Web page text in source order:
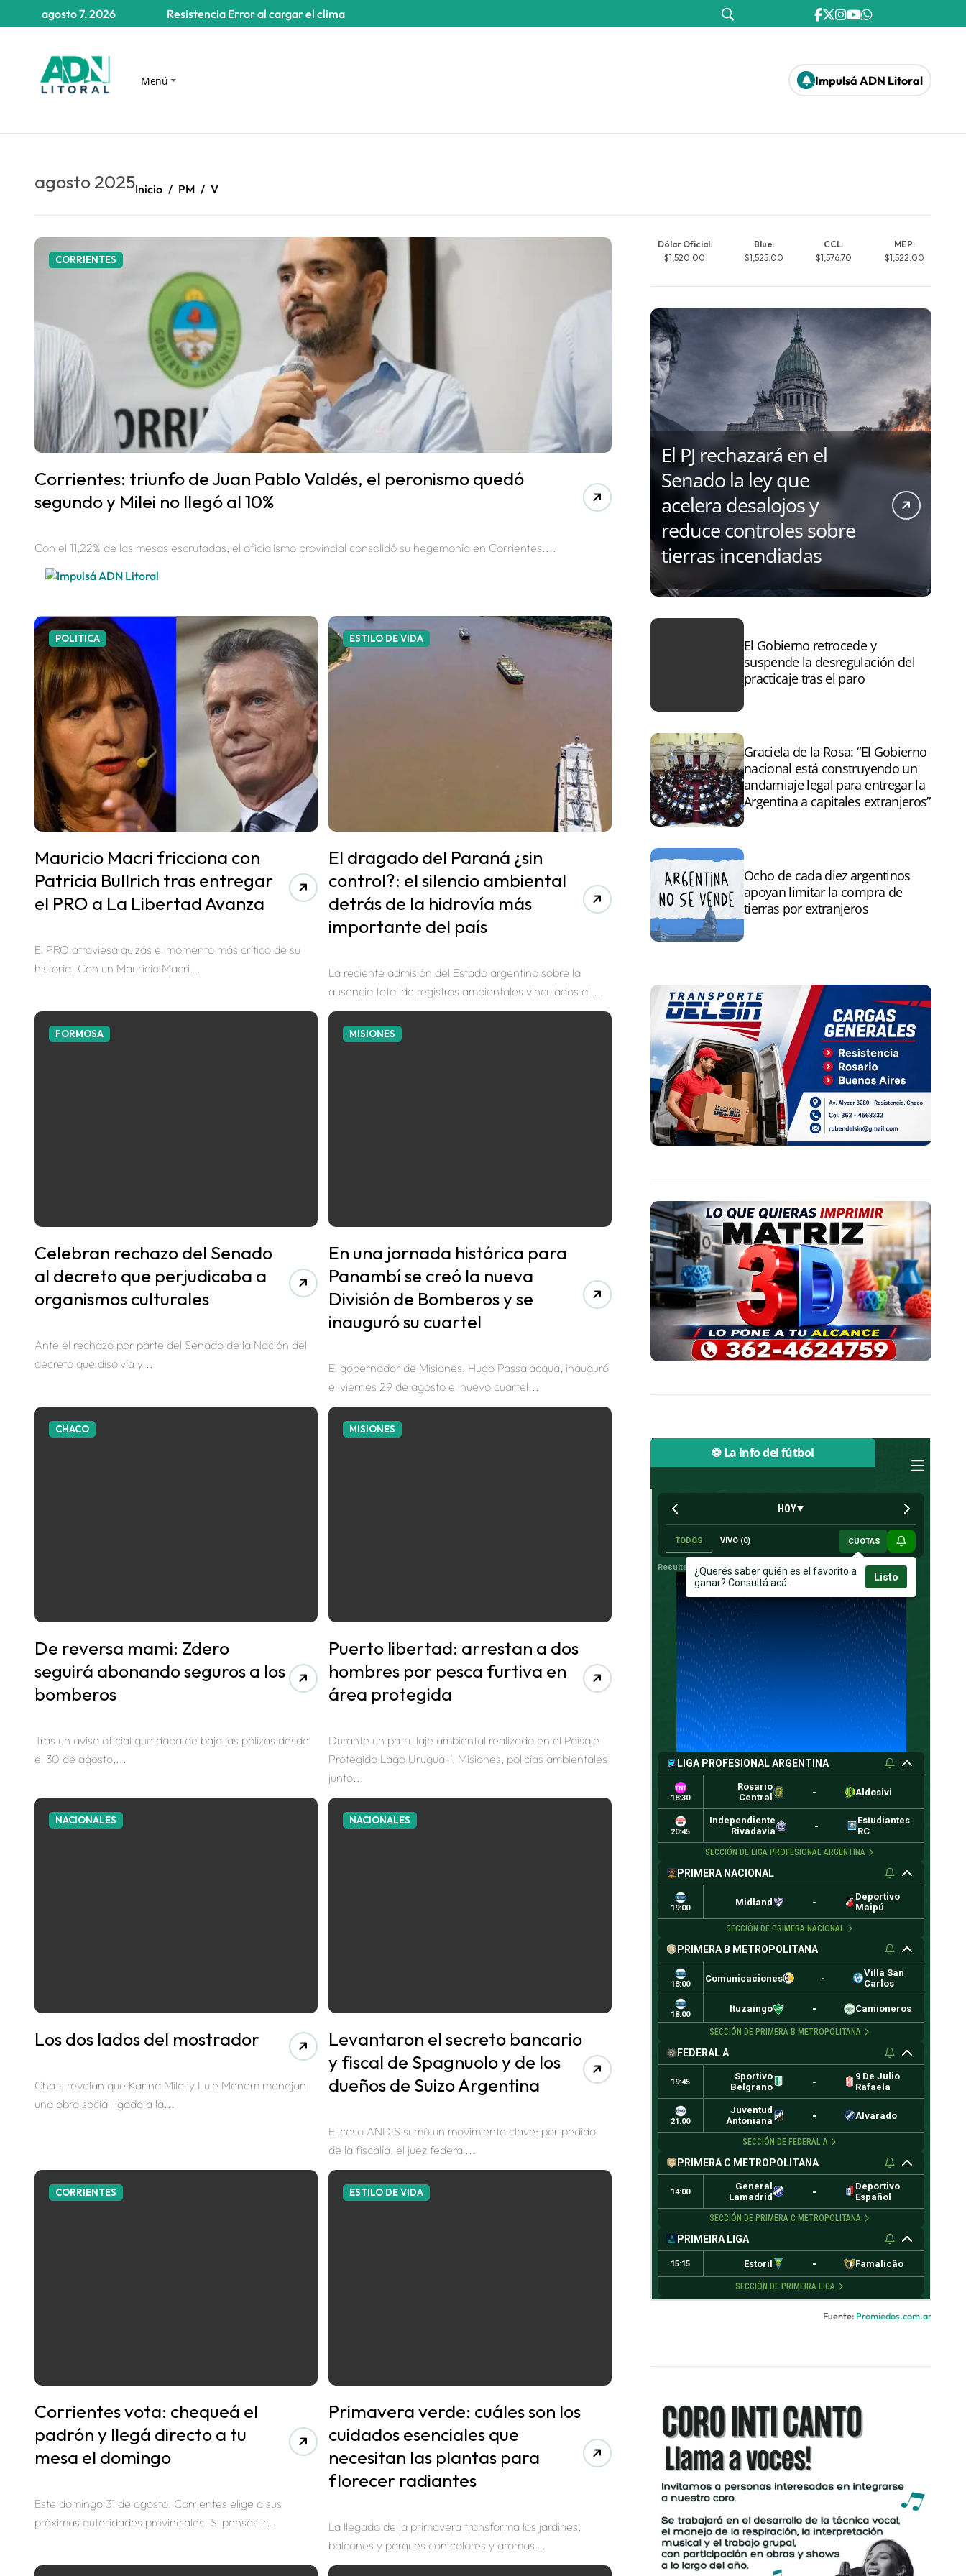
Resistencia Error al cargar el clima
agosto 7, 2026
Menú Impulsá ADN Litoral
agosto 2025Inicio PM V
CORRIENTES
Corrientes: triunfo de Juan Pablo Valdés, el peronismo quedó
segundo y Milei no llegó al 10%
Con el 11,22% de las mesas escrutadas, el oficialismo provincial consolidó su hegemonía en Corrientes....
POLITICA
Mauricio Macri fricciona con
Patricia Bullrich tras entregar
el PRO a La Libertad Avanza
El PRO atraviesa quizás el momento más crítico de su
historia. Con un Mauricio Macri...
ESTILO DE VIDA
El dragado del Paraná ¿sin
control?: el silencio ambiental
detrás de la hidrovía más
importante del país
La reciente admisión del Estado argentino sobre la
ausencia total de registros ambientales vinculados al...
FORMOSA
Celebran rechazo del Senado
al decreto que perjudicaba a
organismos culturales
Ante el rechazo por parte del Senado de la Nación del
decreto que disolvía y...
MISIONES
En una jornada histórica para
Panambí se creó la nueva
División de Bomberos y se
inauguró su cuartel
El gobernador de Misiones, Hugo Passalacqua, inauguró
el viernes 29 de agosto el nuevo cuartel...
CHACO
De reversa mami: Zdero
seguirá abonando seguros a los
bomberos
Tras un aviso oficial que daba de baja las pólizas desde
el 30 de agosto,...
MISIONES
Puerto libertad: arrestan a dos
hombres por pesca furtiva en
área protegida
Durante un patrullaje ambiental realizado en el Paisaje
Protegido Lago Urugua-í, Misiones, policías ambientales
junto...
NACIONALES
Los dos lados del mostrador
Chats revelan que Karina Milei y Lule Menem manejan
una obra social ligada a la...
NACIONALES
Levantaron el secreto bancario
y fiscal de Spagnuolo y de los
dueños de Suizo Argentina
El caso ANDIS sumó un movimiento clave: por pedido
de la fiscalía, el juez federal...
CORRIENTES
Corrientes vota: chequeá el
padrón y llegá directo a tu
mesa el domingo
Este domingo 31 de agosto, Corrientes elige a sus
próximas autoridades provinciales. Si pensás ir...
ESTILO DE VIDA
Primavera verde: cuáles son los
cuidados esenciales que
necesitan las plantas para
florecer radiantes
La llegada de la primavera transforma los jardines,
balcones y parques con colores y aromas...
Dólar Oficial:
$1,520.00
Blue:
$1,525.00
CCL:
$1,576.70
MEP:
$1,522.00
El PJ rechazará en el
Senado la ley que
acelera desalojos y
reduce controles sobre
tierras incendiadas
El Gobierno retrocede y
suspende la desregulación del
practicaje tras el paro
Graciela de la Rosa: “El Gobierno
nacional está construyendo un
andamiaje legal para entregar la
Argentina a capitales extranjeros”
Ocho de cada diez argentinos
apoyan limitar la compra de
tierras por extranjeros
⚽ La info del fútbol
Fuente: Promiedos.com.ar